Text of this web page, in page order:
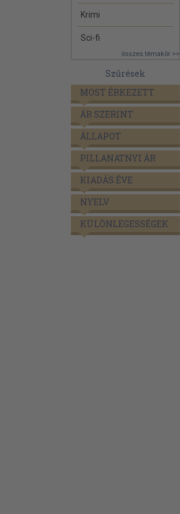
Krimi
Sci-fi
összes témakör >>
Szűrések
MOST ÉRKEZETT
ÁR SZERINT
ÁLLAPOT
PILLANATNYI ÁR
KIADÁS ÉVE
NYELV
KÜLÖNLEGESSÉGEK